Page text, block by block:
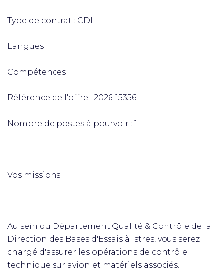
Type de contrat : CDI
Langues
Compétences
Référence de l'offre : 2026-15356
Nombre de postes à pourvoir : 1
Vos missions
Au sein du Département Qualité & Contrôle de la
Direction des Bases d'Essais à Istres, vous serez
chargé d'assurer les opérations de contrôle
technique sur avion et matériels associés.